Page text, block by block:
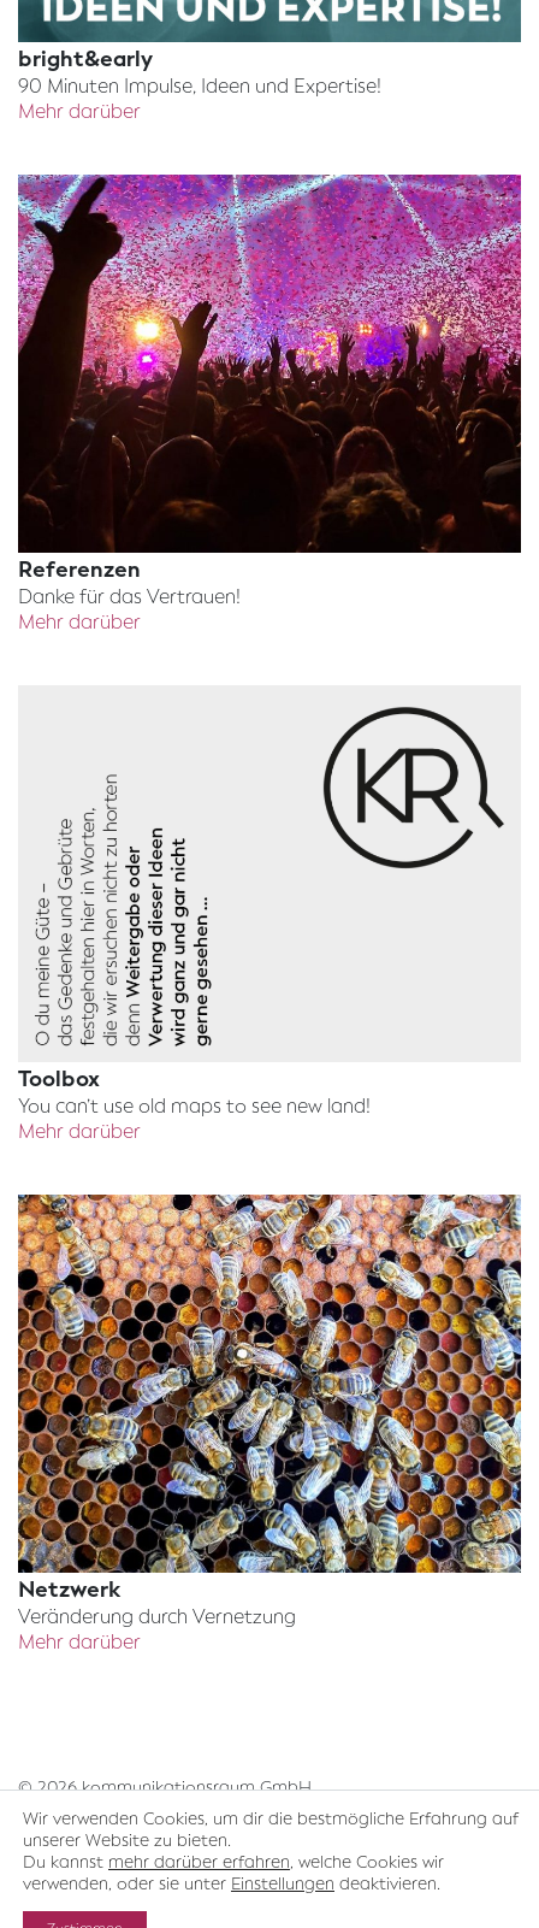
bright&early
90 Minuten Impulse, Ideen und Expertise!
Mehr darüber
Referenzen
Danke für das Vertrauen!
Mehr darüber
Toolbox
You can’t use old maps to see new land!
Mehr darüber
Netzwerk
Veränderung durch Vernetzung
Mehr darüber
© 2026 kommunikationsraum GmbH
Impressum Datenschutz
Wir verwenden Cookies, um dir die bestmögliche Erfahrung auf
unserer Website zu bieten.
Du kannst mehr darüber erfahren, welche Cookies wir
verwenden, oder sie unter Einstellungen deaktivieren.